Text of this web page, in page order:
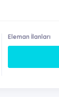
Eleman İlanları